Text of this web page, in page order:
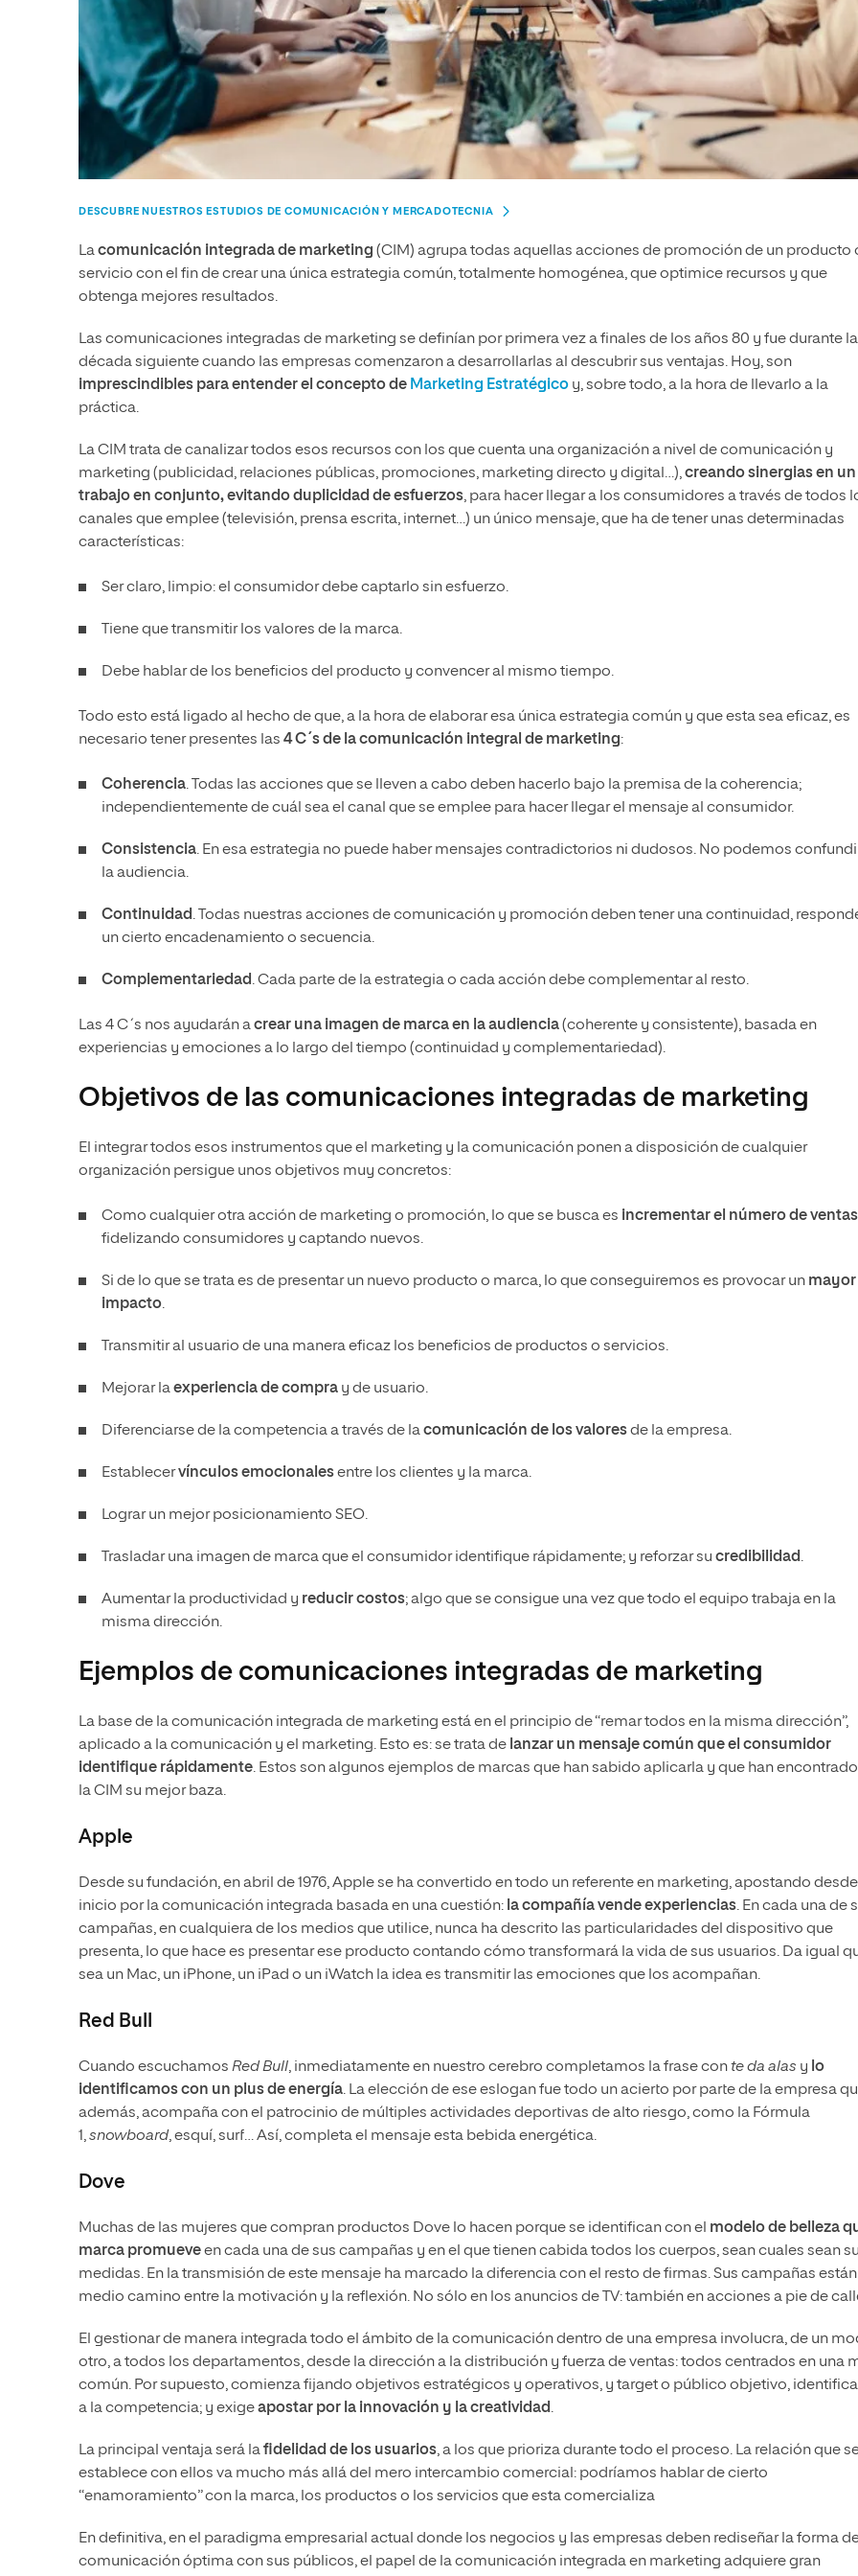
DESCUBRE NUESTROS ESTUDIOS DE COMUNICACIÓN Y MERCADOTECNIA
Lacomunicación integrada de marketing (CIM) agrupa todas aquellas acciones de promoción de un producto
servicio con el fin de crear una única estrategia común, totalmente homogénea, que optimice recursos y que
obtenga mejores resultados.
Las comunicaciones integradas de marketing se definían por primera vez a finales de los años 80 y fue durante la
década siguiente cuando las empresas comenzaron a desarrollarlas al descubrir sus ventajas. Hoy, son
imprescindibles para entender el concepto de Marketing Estratégico y, sobre todo, a la hora de llevarlo a la
práctica.
La CIM trata de canalizar todos esos recursos con los que cuenta una organización a nivel de comunicación y
marketing (publicidad, relaciones públicas, promociones, marketing directo y digital…),creando sinergias en un
trabajo en conjunto, evitando duplicidad de esfuerzos, para hacer llegar a los consumidores a través de todos
canales que emplee (televisión, prensa escrita, internet…) un único mensaje, que ha de tener unas determinadas
características:
Ser claro, limpio: el consumidor debe captarlo sin esfuerzo.
Tiene que transmitir los valores de la marca.
Debe hablar de los beneficios del producto y convencer al mismo tiempo.
Todo esto está ligado al hecho de que, a la hora de elaborar esa única estrategia común y que esta sea eficaz, es
necesario tener presentes las 4 C´s de la comunicación integral de marketing:
Coherencia. Todas las acciones que se lleven a cabo deben hacerlo bajo la premisa de la coherencia;
independientemente de cuál sea el canal que se emplee para hacer llegar el mensaje al consumidor.
Consistencia. En esa estrategia no puede haber mensajes contradictorios ni dudosos. No podemos
la audiencia.
Continuidad. Todas nuestras acciones de comunicación y promoción deben tener una continuidad,
un cierto encadenamiento o secuencia.
Complementariedad. Cada parte de la estrategia o cada acción debe complementar al resto.
Las 4 C´s nos ayudarán acrear una imagen de marca en la audiencia(coherente y consistente), basada en
experiencias y emociones a lo largo del tiempo (continuidad y complementariedad).
Objetivos de las comunicaciones integradas de marketing
El integrar todos esos instrumentos que el marketing y la comunicación ponen a disposición de cualquier
organización persigue unos objetivos muy concretos:
Como cualquier otra acción de marketing o promoción, lo que se busca es incrementar el número de ventas
fidelizando consumidores y captando nuevos.
Si de lo que se trata es de presentar un nuevo producto o marca, lo que conseguiremos es provocar un mayor
impacto.
Transmitir al usuario de una manera eficaz los beneficios de productos o servicios.
Mejorar laexperiencia de compra y de usuario.
Diferenciarse de la competencia a través de lacomunicación de los valoresde la empresa.
Establecervínculos emocionalesentre los clientes y la marca.
Lograr un mejor posicionamiento SEO.
Trasladar una imagen de marca que el consumidor identifique rápidamente; y reforzar su credibilidad.
Aumentar la productividad y reducir costos; algo que se consigue una vez que todo el equipo trabaja en la
misma dirección.
Ejemplos de comunicaciones integradas de marketing
La base de la comunicación integrada de marketing está en el principio de “remar todos en la misma dirección”,
aplicado a la comunicación y el marketing. Esto es: se trata de lanzar un mensaje común que el consumidor
identifique rápidamente. Estos son algunos ejemplos de marcas que han sabido aplicarla y que han
la CIM su mejor baza.
Apple
Desde su fundación, en abril de 1976, Apple se ha convertido en todo un referente en marketing, apostando
inicio por la comunicación integrada basada en una cuestión: la compañía vende experiencias. En cada una de
campañas, en cualquiera de los medios que utilice, nunca ha descrito las particularidades del dispositivo que
presenta, lo que hace es presentar ese producto contando cómo transformará la vida de sus usuarios. Da igual
sea un Mac, un iPhone, un iPad o un iWatch la idea es transmitir las emociones que los acompañan.
Red Bull
Cuando escuchamos Red Bull, inmediatamente en nuestro cerebro completamos la frase conte da alas y lo
identificamos con un plus de energía. La elección de ese eslogan fue todo un acierto por parte de la empresa
además, acompaña con el patrocinio de múltiples actividades deportivas de alto riesgo, como la Fórmula
1,snowboard, esquí, surf… Así, completa el mensaje esta bebida energética.
Dove
Muchas de las mujeres que compran productos Dove lo hacen porque se identifican con el modelo de belleza
marca promueveen cada una de sus campañas y en el que tienen cabida todos los cuerpos, sean cuales sean
medidas. En la transmisión de este mensaje ha marcado la diferencia con el resto de firmas. Sus campañas
medio camino entre la motivación y la reflexión. No sólo en los anuncios de TV: también en acciones a pie de
El gestionar de manera integrada todo el ámbito de la comunicación dentro de una empresa involucra, de un
otro, a todos los departamentos, desde la dirección a la distribución y fuerza de ventas: todos centrados en una
común. Por supuesto, comienza fijando objetivos estratégicos y operativos, y target o público objetivo,
a la competencia; y exigeapostar por la innovación y la creatividad.
La principal ventaja será lafidelidad de los usuarios, a los que prioriza durante todo el proceso. La relación que
establece con ellos va mucho más allá del mero intercambio comercial: podríamos hablar de cierto
“enamoramiento” con la marca, los productos o los servicios que esta comercializa
En definitiva, en el paradigma empresarial actual donde los negocios y las empresas deben rediseñar la forma
comunicación óptima con sus públicos, el papel de la comunicación integrada en marketing adquiere gran